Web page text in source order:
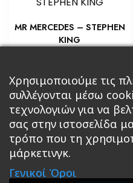
MR MERCEDES – STEPHEN
KING
Προσθήκη στο καλάθι
Κεντρική Βιβλία
Roleplaying Games
Χρησιμοποιούμε τις
συλλέγονται μέσω
τεχνολογιών για να
σας στην ιστοσελίδα
τρόπο που τη
μάρκετινγκ.
Γενικοί Όροι